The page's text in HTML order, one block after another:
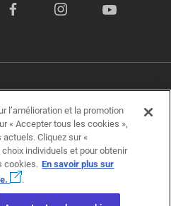
Rétroaction sur l'accessibilité
et de logement (SCHL) ©2026
l’amélioration et la promotion
« Accepter tous les cookies »,
Cliquez sur «
individuels et pour obtenir
cookies. En savoir plus sur
.